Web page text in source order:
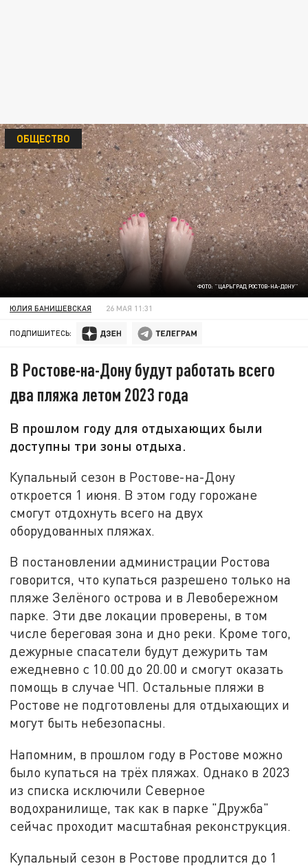
ФОТО: "ЦАРЬГРАД РОСТОВ-НА-ДОНУ"
ОБЩЕСТВО
ЮЛИЯ БАНИШЕВСКАЯ 26 МАЯ 11:31
ПОДПИШИТЕСЬ:
В Ростове-на-Дону будут работать всего
два пляжа летом 2023 года
В прошлом году для отдыхающих были
доступны три зоны отдыха.
Купальный сезон в Ростове-на-Дону
откроется 1 июня. В этом году горожане
смогут отдохнуть всего на двух
оборудованных пляжах.
В постановлении администрации Ростова
говорится, что купаться разрешено только на
пляже Зелёного острова и в Левобережном
парке. Эти две локации проверены, в том
числе береговая зона и дно реки. Кроме того,
дежурные спасатели будут дежурить там
ежедневно с 10.00 до 20.00 и смогут оказать
помощь в случае ЧП. Остальные пляжи в
Ростове не подготовлены для отдыхающих и
могут быть небезопасны.
Напомним, в прошлом году в Ростове можно
было купаться на трёх пляжах. Однако в 2023
из списка исключили Северное
водохранилище, так как в парке "Дружба"
сейчас проходит масштабная реконструкция.
Купальный сезон в Ростове продлится до 1